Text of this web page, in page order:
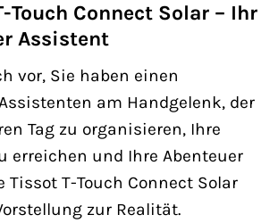
Touch Connect Solar – Ihr
Assistent
vor, Sie haben einen
am Handgelenk, der
Tag zu organisieren, Ihre
erreichen und Ihre Abenteuer
Tissot T-Touch Connect Solar
zur Realität.